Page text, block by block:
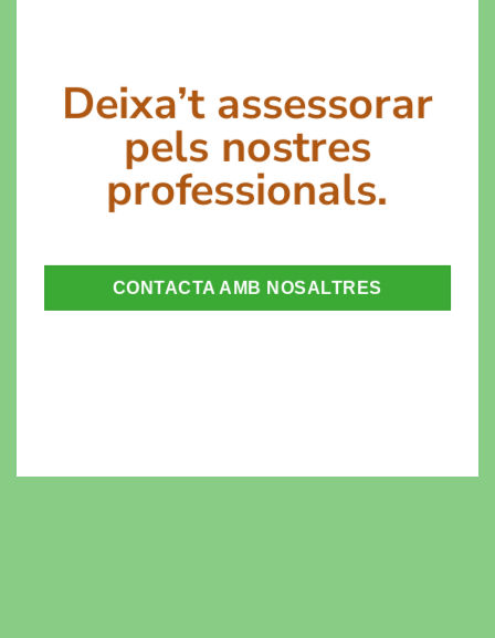
Deixa’t assessorar
pels nostres
professionals.
CONTACTA AMB NOSALTRES